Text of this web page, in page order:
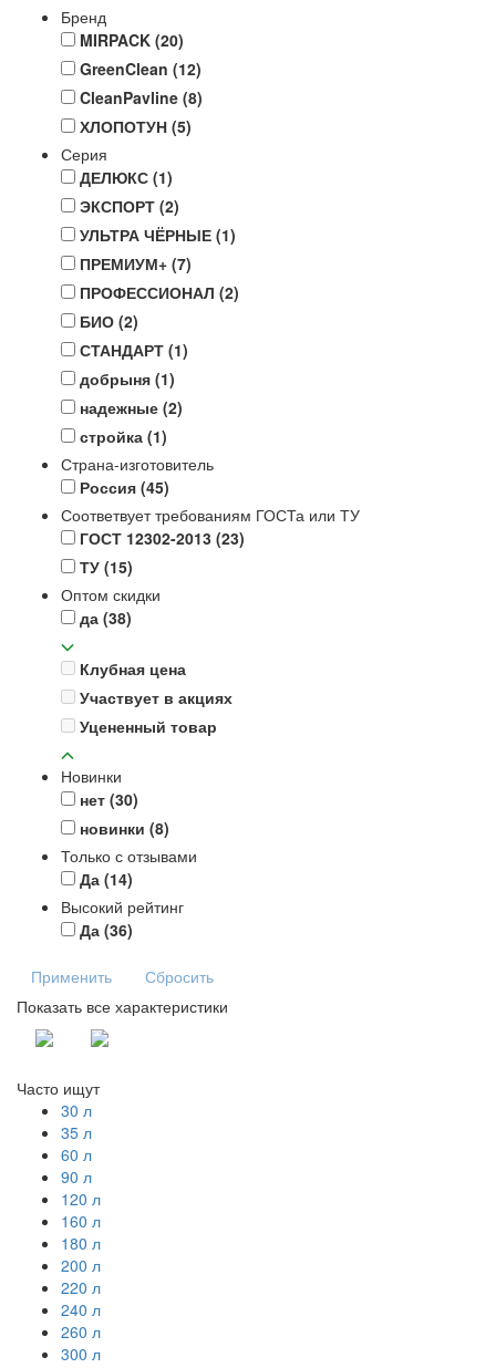
Бренд
MIRPACK (20)
GreenClean (12)
CleanPavline (8)
ХЛОПОТУН (5)
Серия
ДЕЛЮКС (1)
ЭКСПОРТ (2)
УЛЬТРА ЧЁРНЫЕ (1)
ПРЕМИУМ+ (7)
ПРОФЕССИОНАЛ (2)
БИО (2)
СТАНДАРТ (1)
добрыня (1)
надежные (2)
стройка (1)
Страна-изготовитель
Россия (45)
Соответвует требованиям ГОСТа или ТУ
ГОСТ 12302-2013 (23)
ТУ (15)
Оптом скидки
да (38)
Клубная цена
Участвует в акциях
Уцененный товар
Новинки
нет (30)
новинки (8)
Только с отзывами
Да (14)
Высокий рейтинг
Да (36)
Применить
Сбросить
Показать все характеристики
Часто ищут
30 л
35 л
60 л
90 л
120 л
160 л
180 л
200 л
220 л
240 л
260 л
300 л